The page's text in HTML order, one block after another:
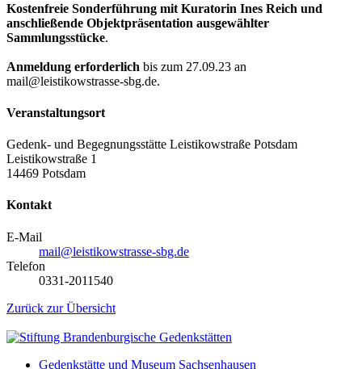
Kostenfreie Sonderführung mit Kuratorin Ines Reich und
anschließende Objektpräsentation ausgewählter
Sammlungsstücke.
Anmeldung erforderlich bis zum 27.09.23 an
mail@leistikowstrasse-sbg.de.
Veranstaltungsort
Gedenk- und Begegnungsstätte Leistikowstraße Potsdam
Leistikowstraße 1
14469 Potsdam
Kontakt
E-Mail
mail@leistikowstrasse-sbg.de
Telefon
0331-2011540
Zurück zur Übersicht
Gedenkstätte und Museum Sachsenhausen